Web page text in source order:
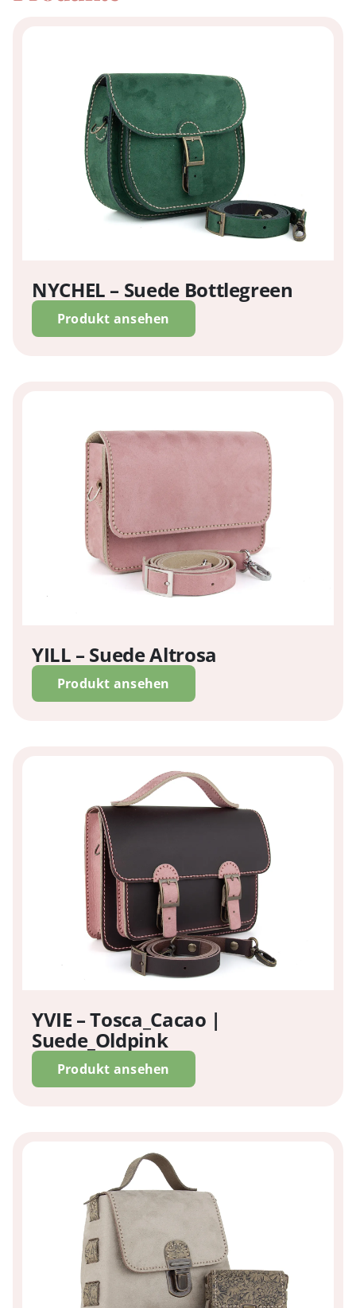
NYCHEL – Suede Bottlegreen
Produkt ansehen
YILL – Suede Altrosa
Produkt ansehen
YVIE – Tosca_Cacao |
Suede_Oldpink
Produkt ansehen